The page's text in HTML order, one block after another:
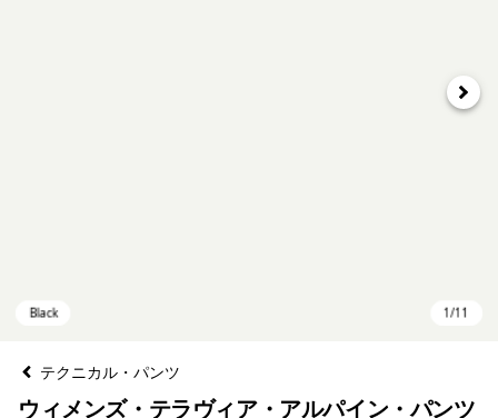
次へ
テクニカル・パンツ
ウィメンズ・テラヴィア・アルパイン・パンツ